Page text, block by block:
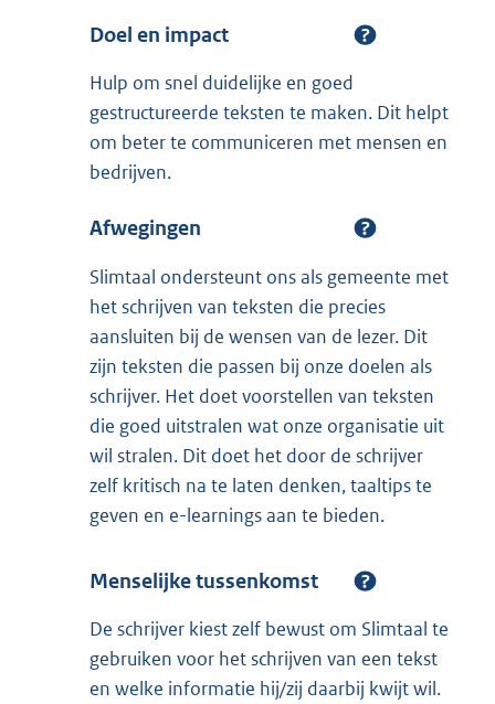
Doel en impact
Hulp om snel duidelijke en goed
gestructureerde teksten te maken. Dit helpt
om beter te communiceren met mensen en
bedrijven.
Afwegingen
Slimtaal ondersteunt ons als gemeente met
het schrijven van teksten die precies
aansluiten bij de wensen van de lezer. Dit
zijn teksten die passen bij onze doelen als
schrijver. Het doet voorstellen van teksten
die goed uitstralen wat onze organisatie uit
wil stralen. Dit doet het door de schrijver
zelf kritisch na te laten denken, taaltips te
geven en e-learnings aan te bieden.
Menselijke tussenkomst
De schrijver kiest zelf bewust om Slimtaal te
gebruiken voor het schrijven van een tekst
en welke informatie hij/zij daarbij kwijt wil.